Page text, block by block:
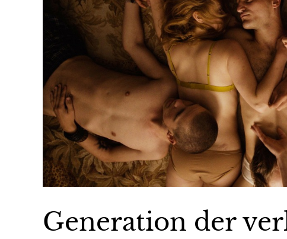
Generation der